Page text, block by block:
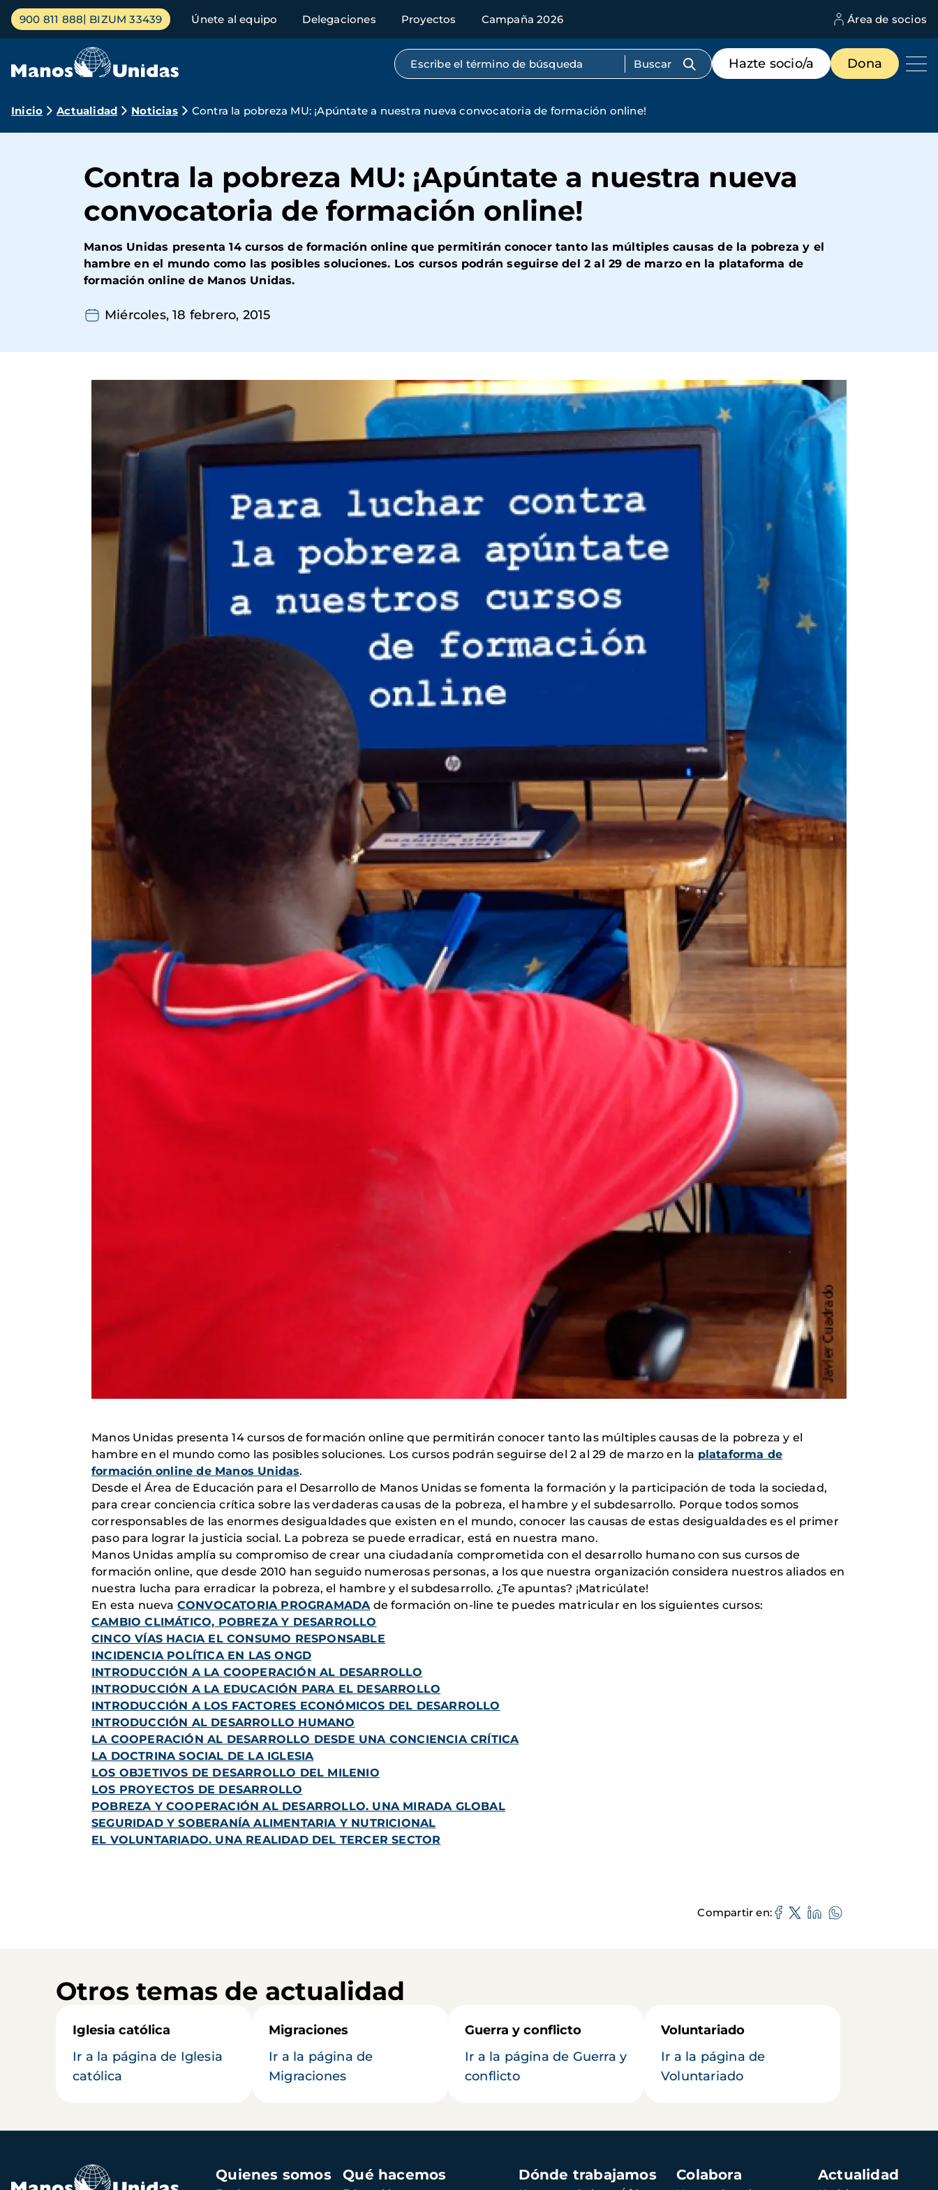
Pasar
contenido
Menú
principal
900 811 888 BIZUM 33439 Únete al equipo Delegaciones Proyectos Campaña 2026 Área de socios
Búsqueda por texto completo
Menú
de
destacados
Hazte socio/a Dona
Ruta
navegación
Inicio Actualidad Noticias Contra la pobreza MU: ¡Apúntate a nuestra nueva convocatoria de formación online!
Contra la pobreza MU: ¡Apúntate a nuestra nueva
convocatoria de formación online!
Manos Unidas presenta 14 cursos de formación online que permitirán conocer tanto las múltiples causas de la pobreza y el
hambre en el mundo como las posibles soluciones. Los cursos podrán seguirse del 2 al 29 de marzo en la plataforma de
formación online de Manos Unidas.
Miércoles, 18 febrero, 2015
Manos Unidas presenta 14 cursos de formación online que permitirán conocer tanto las múltiples causas de la pobreza y el
hambre en el mundo como las posibles soluciones. Los cursos podrán seguirse del 2 al 29 de marzo en la plataforma de
formación online de Manos Unidas.
Desde el Área de Educación para el Desarrollo de Manos Unidas se fomenta la formación y la participación de toda la sociedad,
para crear conciencia crítica sobre las verdaderas causas de la pobreza, el hambre y el subdesarrollo. Porque todos somos
corresponsables de las enormes desigualdades que existen en el mundo, conocer las causas de estas desigualdades es el primer
paso para lograr la justicia social. La pobreza se puede erradicar, está en nuestra mano.
Manos Unidas amplía su compromiso de crear una ciudadanía comprometida con el desarrollo humano con sus cursos de
formación online, que desde 2010 han seguido numerosas personas, a los que nuestra organización considera nuestros aliados en
nuestra lucha para erradicar la pobreza, el hambre y el subdesarrollo. ¿Te apuntas? ¡Matricúlate!
En esta nueva CONVOCATORIA PROGRAMADAde formación on-line te puedes matricular en los siguientes cursos:
CAMBIO CLIMÁTICO, POBREZA Y DESARROLLO
CINCO VÍAS HACIA EL CONSUMO RESPONSABLE
INCIDENCIA POLÍTICA EN LAS ONGD
INTRODUCCIÓN A LA COOPERACIÓN AL DESARROLLO
INTRODUCCIÓN A LA EDUCACIÓN PARA EL DESARROLLO
INTRODUCCIÓN A LOS FACTORES ECONÓMICOS DEL DESARROLLO
INTRODUCCIÓN AL DESARROLLO HUMANO
LA COOPERACIÓN AL DESARROLLO DESDE UNA CONCIENCIA CRÍTICA
LA DOCTRINA SOCIAL DE LA IGLESIA
LOS OBJETIVOS DE DESARROLLO DEL MILENIO
LOS PROYECTOS DE DESARROLLO
POBREZA Y COOPERACIÓN AL DESARROLLO. UNA MIRADA GLOBAL
SEGURIDAD Y SOBERANÍA ALIMENTARIA Y NUTRICIONAL
EL VOLUNTARIADO. UNA REALIDAD DEL TERCER SECTOR
Compartir en
Otros temas de actualidad
Iglesia católica
Ir a la página de Iglesia
católica
Migraciones
Ir a la página de
Migraciones
Guerra y conflicto
Ir a la página de Guerra y
conflicto
Voluntariado
Ir a la página de
Voluntariado
Navegación
principal
Quienes somos Qué hacemos Dónde trabajamos Colabora Actualidad